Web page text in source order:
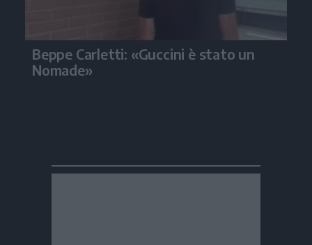
Beppe Carletti: «Guccini è stato un
Nomade»